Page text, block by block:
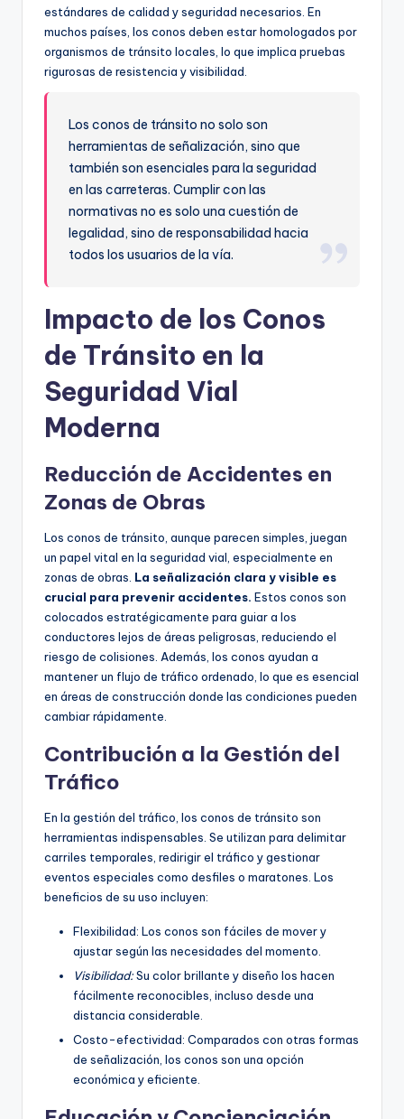
estándares de calidad y seguridad necesarios. En
muchos países, los conos deben estar homologados por
organismos de tránsito locales, lo que implica pruebas
rigurosas de resistencia y visibilidad.
Los conos de tránsito no solo son
herramientas de señalización, sino que
también son esenciales para la seguridad
en las carreteras. Cumplir con las
normativas no es solo una cuestión de
legalidad, sino de responsabilidad hacia
todos los usuarios de la vía.
Impacto de los Conos
de Tránsito en la
Seguridad Vial
Moderna
Reducción de Accidentes en
Zonas de Obras
Los conos de tránsito, aunque parecen simples, juegan
un papel vital en la seguridad vial, especialmente en
zonas de obras. La señalización clara y visible es
crucial para prevenir accidentes. Estos conos son
colocados estratégicamente para guiar a los
conductores lejos de áreas peligrosas, reduciendo el
riesgo de colisiones. Además, los conos ayudan a
mantener un flujo de tráfico ordenado, lo que es esencial
en áreas de construcción donde las condiciones pueden
cambiar rápidamente.
Contribución a la Gestión del
Tráfico
En la gestión del tráfico, los conos de tránsito son
herramientas indispensables. Se utilizan para delimitar
carriles temporales, redirigir el tráfico y gestionar
eventos especiales como desfiles o maratones. Los
beneficios de su uso incluyen:
Flexibilidad: Los conos son fáciles de mover y
ajustar según las necesidades del momento.
Visibilidad:Su color brillante y diseño los hacen
fácilmente reconocibles, incluso desde una
distancia considerable.
Costo-efectividad: Comparados con otras formas
de señalización, los conos son una opción
económica y eficiente.